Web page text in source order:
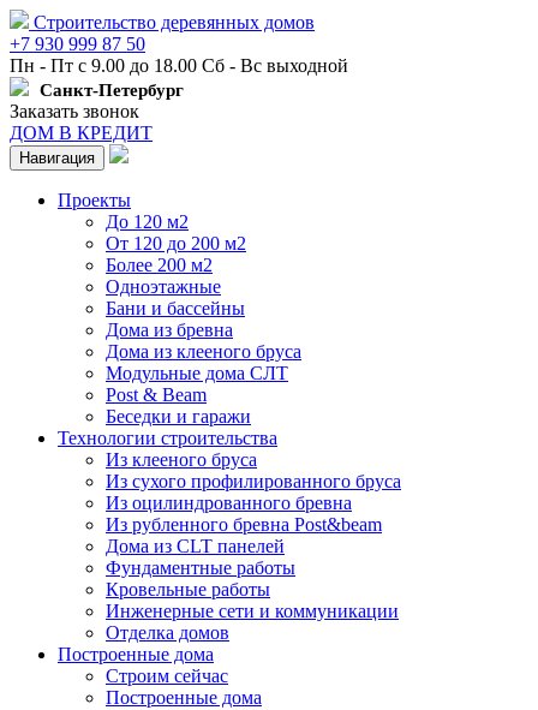
Строительство деревянных домов
+7 930 999 87 50
Пн - Пт с 9.00 до 18.00 Сб - Вс выходной
Санкт-Петербург
Заказать звонок
ДОМ В КРЕДИТ
Навигация
Проекты
До 120 м2
От 120 до 200 м2
Более 200 м2
Одноэтажные
Бани и бассейны
Дома из бревна
Дома из клееного бруса
Модульные дома СЛТ
Post & Beam
Беседки и гаражи
Технологии строительства
Из клееного бруса
Из сухого профилированного бруса
Из оцилиндрованного бревна
Из рубленного бревна Post&beam
Дома из CLT панелей
Фундаментные работы
Кровельные работы
Инженерные сети и коммуникации
Отделка домов
Построенные дома
Строим сейчас
Построенные дома